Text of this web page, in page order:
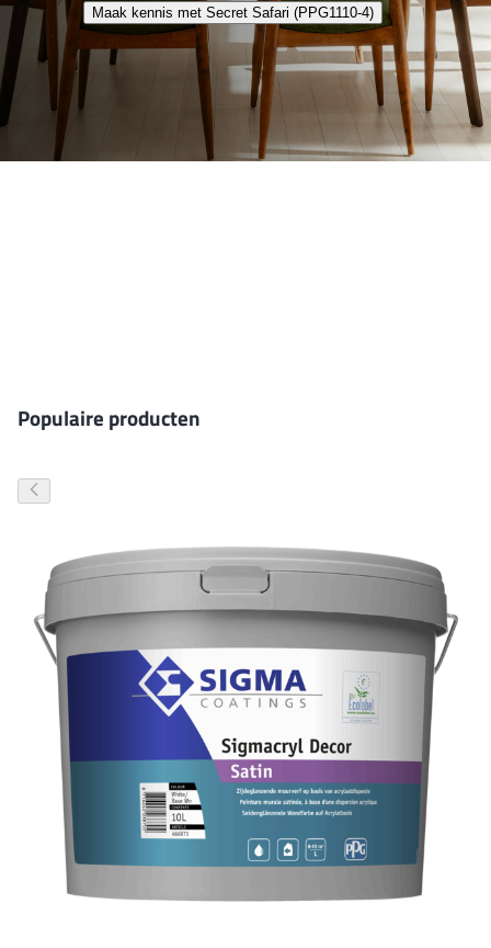
Maak kennis met Secret Safari (PPG1110-4)
Populaire producten